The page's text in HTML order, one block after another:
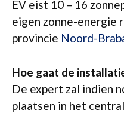
EV eist 10 – 16
eigen zonne-energie
provincie Noord-
Hoe gaat de
De expert zal indien
plaatsen in het